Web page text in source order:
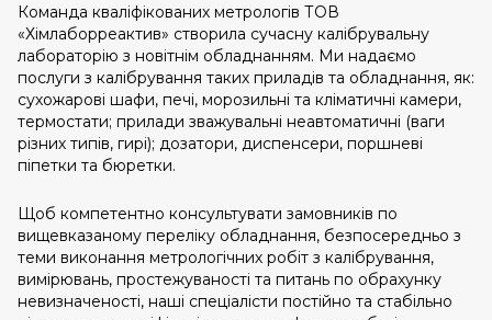
Команда кваліфікованих метрологів ТОВ
«Хімлаборреактив» створила сучасну калібрувальну
лабораторію з новітнім обладнанням. Ми надаємо
послуги з калібрування таких приладів та обладнання, як:
сухожарові шафи, печі, морозильні та кліматичні камери,
термостати; прилади зважувальні неавтоматичні (ваги
різних типів, гирі); дозатори, диспенсери, поршневі
піпетки та бюретки.
Щоб компетентно консультувати замовників по
вищевказаному переліку обладнання, безпосередньо з
теми виконання метрологічних робіт з калібрування,
вимірювань, простежуваності та питань по обрахунку
невизначеності, наші спеціалісти постійно та стабільно